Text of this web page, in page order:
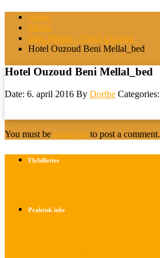
Home
Medie
Beni Mellal – Hotel Ouzoud
Hotel Ouzoud Beni Mellal_bed
Hotel Ouzoud Beni Mellal_bed
Date: 6. april 2016 By Dorthe Categories:
You must be logged in to post a comment.
Flybilletter
Praktisk info